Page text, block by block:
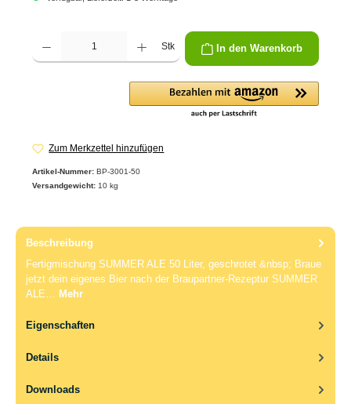
Produkt Anzahl: Gib den gewünschten Wert ein oder benutze die Schaltflächen um
Stk In den Warenkorb
Zum Merkzettel hinzufügen
Artikel-Nummer: BP-3001-50
Versandgewicht: 10 kg
Beschreibung
Fertigmischung SUMMER ALE 50 Liter, geschrotet &nbsp; Braue
jetzt dein eigenes Bier nach der Braupartner-Rezeptur SUMMER
ALE… Mehr
Eigenschaften
Details
Downloads